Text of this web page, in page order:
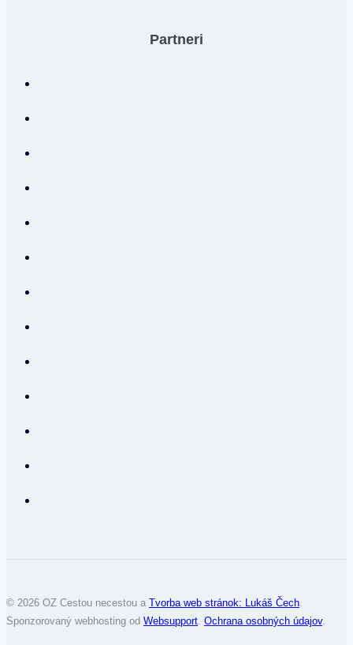
Partneri
© 2026 OZ Cestou necestou a Tvorba web stránok: Lukáš Čech
Sponzorovaný webhosting od Websupport Ochrana osobných údajov.